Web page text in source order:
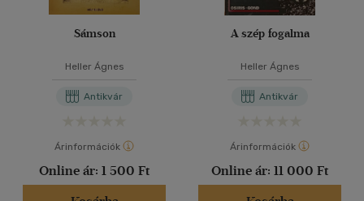
Sámson
Heller Ágnes
Antikvár
Árinformációk
Online ár: 1 500 Ft
A szép fogalma
Heller Ágnes
Antikvár
Árinformációk
Online ár: 11 000 Ft